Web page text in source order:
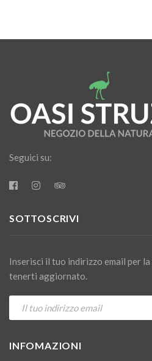
Seguici su:
SOTTOSCRIVI
Inserisci il tuo indirizzo email per
tenerti aggiornato.
INFOMAZIONI